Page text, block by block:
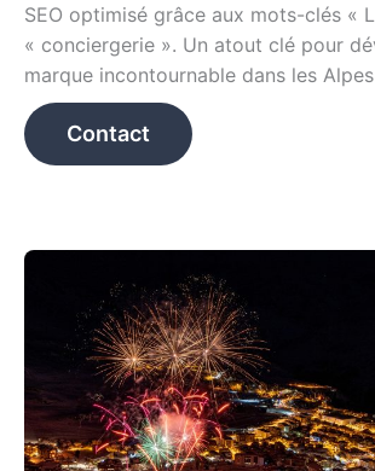
SEO optimisé grâce aux mots-clés «
« conciergerie ». Un atout clé pour
marque incontournable dans les
Contact